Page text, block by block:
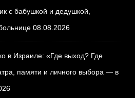
с бабушкой и дедушкой,
08.08.2026
в Израиле: «Где выход? Где
памяти и личного выбора — в